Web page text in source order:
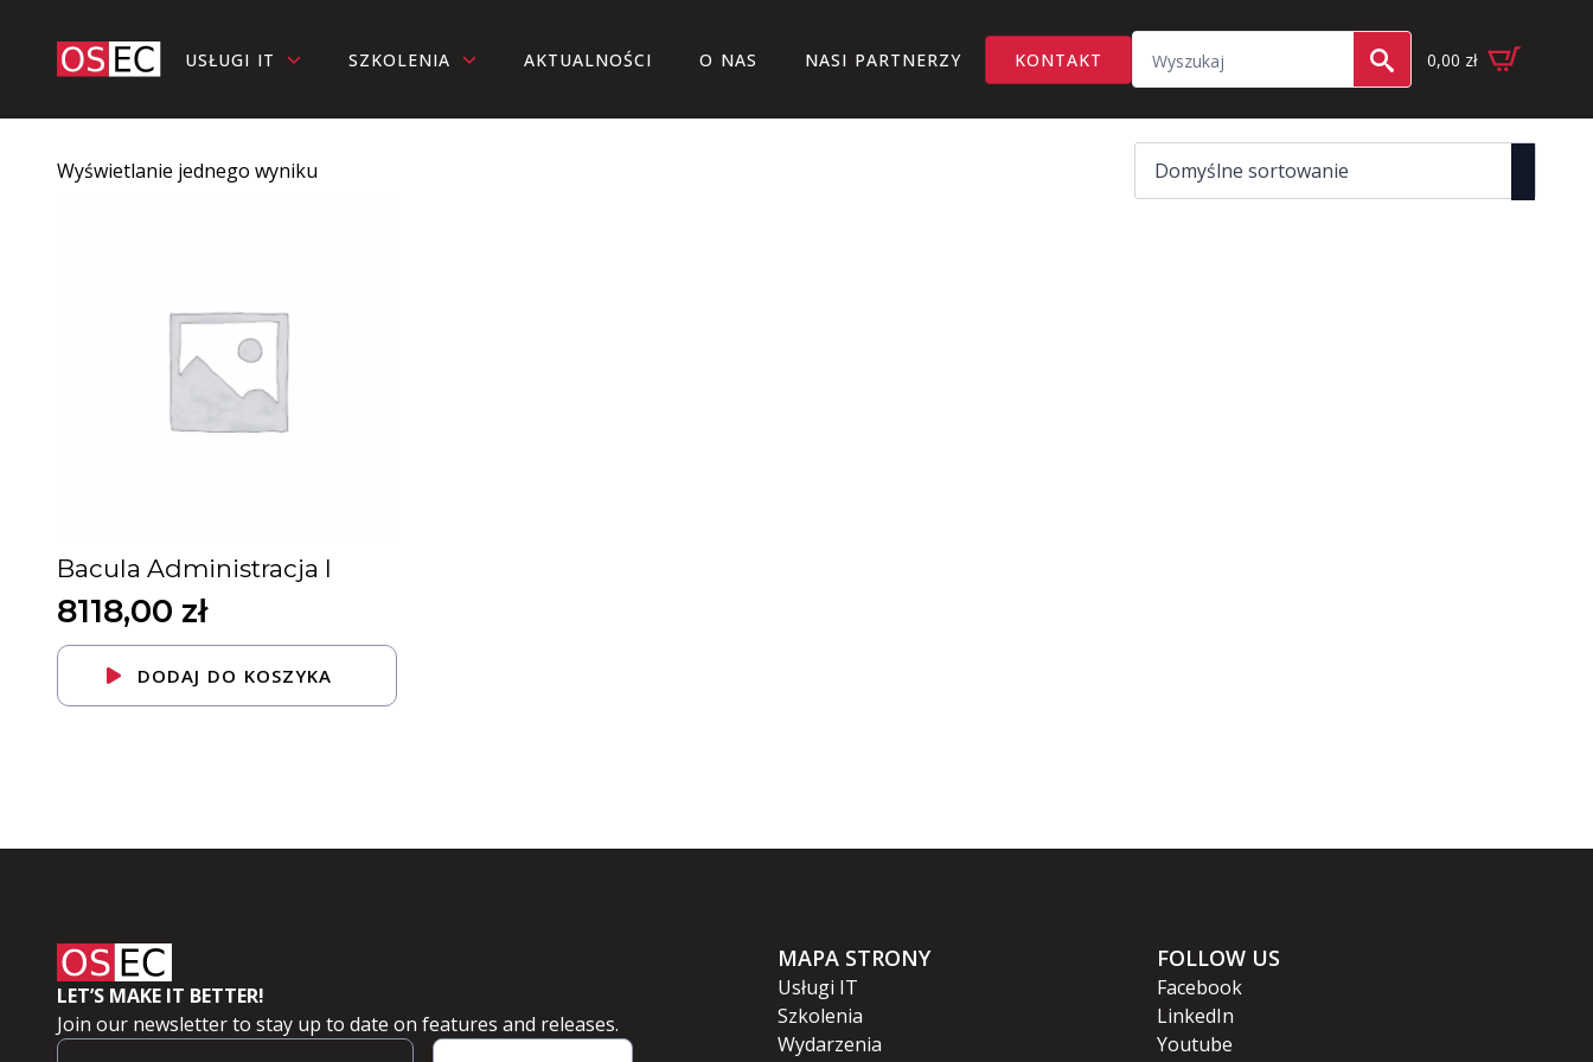
USŁUGI IT SZKOLENIA AKTUALNOŚCI O NAS NASI PARTNERZY KONTAKT
for:
0,00 zł
Wyświetlanie jednego wyniku
Bacula Administracja I
8118,00 zł
DODAJ DO KOSZYKA
LET’S MAKE IT BETTER!
Join our newsletter to stay up to date on features and releases.
MAPA STRONY
Usługi IT
Szkolenia
Wydarzenia
FOLLOW US
Facebook
LinkedIn
Youtube